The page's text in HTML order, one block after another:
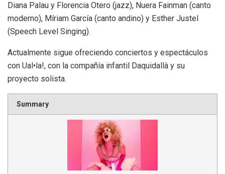
Diana Palau y Florencia Otero (jazz), Nuera Fainman (canto
moderno), Míriam García (canto andino) y Esther Justel
(Speech Level Singing).
Actualmente sigue ofreciendo conciertos y espectáculos
con Ual•la!, con la compañía infantil Daquidallà y su
proyecto solista.
Summary